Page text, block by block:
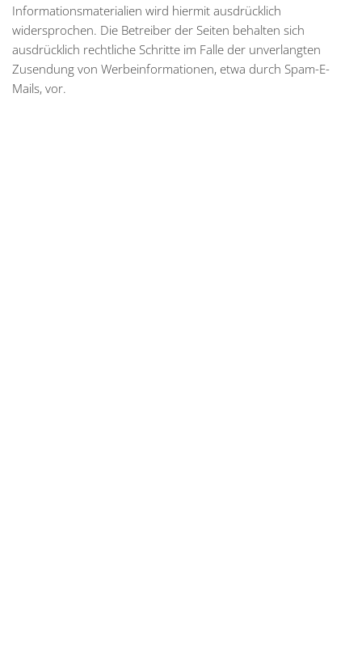
Informationsmaterialien wird hiermit ausdrücklich
widersprochen. Die Betreiber der Seiten behalten sich
ausdrücklich rechtliche Schritte im Falle der unverlangten
Zusendung von Werbeinformationen, etwa durch Spam-E-
Mails, vor.